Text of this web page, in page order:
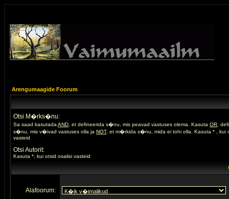
Arengumaagide Foorum
Otsi M�rks�nu:
Sa saad kasutada AND , et defineerida s�nu, mis peavad vastuses olema. Kasuta OR ,
s�nu, mis v�ivad vastuses olla ja NOT, et m�rkida s�nu, mida ei tohi olla. Kasuta * , kui
vasteid
Otsi Autorit:
Kasuta *, kui otsid osalisi vasteid
Alafoorum: